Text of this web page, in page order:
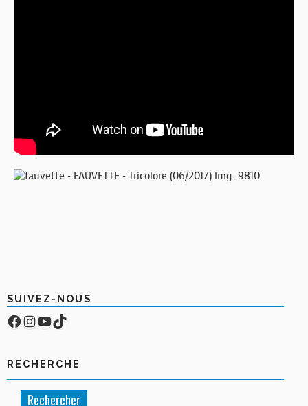
SUIVEZ-NOUS
Facebook
Compte Instagram
YouTube
TikTok
RECHERCHE
Rechercher :